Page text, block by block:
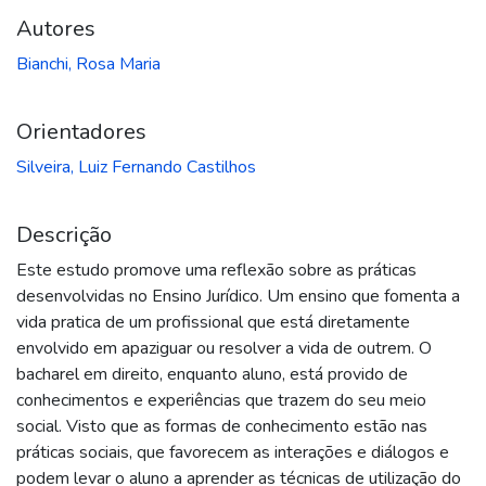
Autores
Bianchi, Rosa Maria
Orientadores
Silveira, Luiz Fernando Castilhos
Descrição
Este estudo promove uma reflexão sobre as práticas
desenvolvidas no Ensino Jurídico. Um ensino que fomenta a
vida pratica de um profissional que está diretamente
envolvido em apaziguar ou resolver a vida de outrem. O
bacharel em direito, enquanto aluno, está provido de
conhecimentos e experiências que trazem do seu meio
social. Visto que as formas de conhecimento estão nas
práticas sociais, que favorecem as interações e diálogos e
podem levar o aluno a aprender as técnicas de utilização do